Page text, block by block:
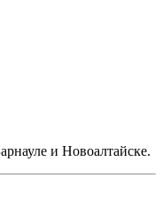
и Новоалтайске.